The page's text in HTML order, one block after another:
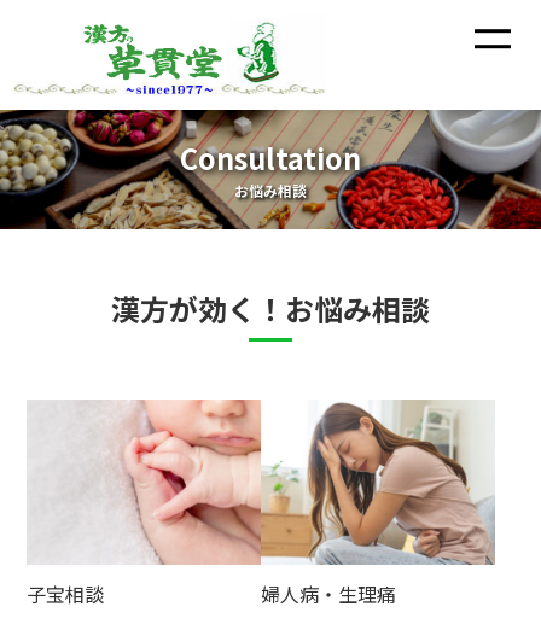
Consultation
お悩み相談
漢方が効く！お悩み相談
子宝相談 婦人病・生理痛